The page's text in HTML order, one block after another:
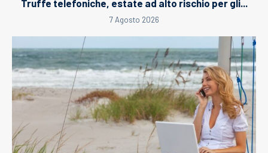
Truffe telefoniche, estate ad alto rischio per gli...
7 Agosto 2026